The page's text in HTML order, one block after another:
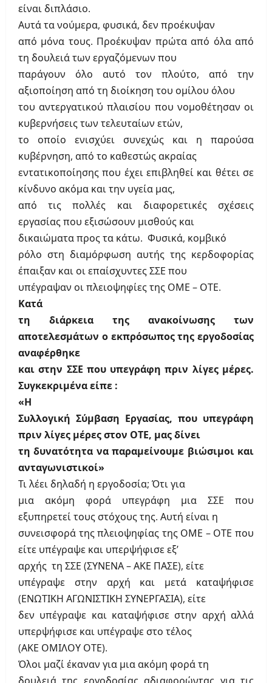
είναι διπλάσιο.
Αυτά τα νούμερα, φυσικά, δεν προέκυψαν
από μόνα τους. Προέκυψαν πρώτα από όλα από
τη δουλειά των εργαζόμενων που
παράγουν όλο αυτό τον πλούτο, από την
αξιοποίηση από τη διοίκηση του ομίλου όλου
του αντεργατικού πλαισίου που νομοθέτησαν οι
κυβερνήσεις των τελευταίων ετών,
το οποίο ενισχύει συνεχώς και η παρούσα
κυβέρνηση, από το καθεστώς ακραίας
εντατικοποίησης που έχει επιβληθεί και θέτει σε
κίνδυνο ακόμα και την υγεία μας,
από τις πολλές και διαφορετικές σχέσεις
εργασίας που εξισώσουν μισθούς και
δικαιώματα προς τα κάτω. Φυσικά, κομβικό
ρόλο στη διαμόρφωση αυτής της κερδοφορίας
έπαιξαν και οι επαίσχυντες ΣΣΕ που
υπέγραψαν οι πλειοψηφίες της ΟΜΕ – ΟΤΕ.
Κατά
τη διάρκεια της ανακοίνωσης των
αποτελεσμάτων ο εκπρόσωπος της εργοδοσίας
αναφέρθηκε
και στην ΣΣΕ που υπεγράφη πριν λίγες μέρες.
Συγκεκριμένα είπε :
«Η
Συλλογική Σύμβαση Εργασίας, που υπεγράφη
πριν λίγες μέρες στον ΟΤΕ, μας δίνει
τη δυνατότητα να παραμείνουμε βιώσιμοι και
ανταγωνιστικοί»
Τι λέει δηλαδή η εργοδοσία; Ότι για
μια ακόμη φορά υπεγράφη μια ΣΣΕ που
εξυπηρετεί τους στόχους της. Αυτή είναι η
συνεισφορά της πλειοψηφίας της ΟΜΕ – ΟΤΕ που
είτε υπέγραψε και υπερψήφισε εξ’
αρχής τη ΣΣΕ (ΣΥΝΕΝΑ – ΑΚΕ ΠΑΣΕ), είτε
υπέγραψε στην αρχή και μετά καταψήφισε
(ΕΝΩΤΙΚΗ ΑΓΩΝΙΣΤΙΚΗ ΣΥΝΕΡΓΑΣΙΑ), είτε
δεν υπέγραψε και καταψήφισε στην αρχή αλλά
υπερψήφισε και υπέγραψε στο τέλος
(ΑΚΕ ΟΜΙΛΟΥ ΟΤΕ).
Όλοι μαζί έκαναν για μια ακόμη φορά τη